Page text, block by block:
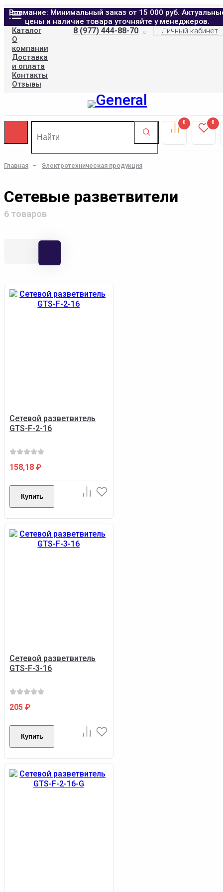
Внимание: Минимальный заказ от 15 000 руб.
цены и наличие товара уточняйте у менеджеров.
Каталог
О
компании
Доставка
и оплата
Контакты
Отзывы
8 (977) 444-88-70 Личный кабинет
0 0
Главная Электротехническая продукция
Сетевые разветвители
6 товаров
Сетевой разветвитель
GTS-F-2-16
158,18 ₽
Купить
Сетевой разветвитель
GTS-F-3-16
205 ₽
Купить